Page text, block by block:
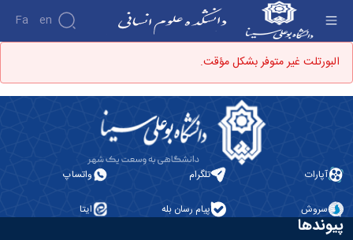
Fa En
دانشکده
درباره
آلبوم
اطلاعات
تماس
پژوهش
دانشکده - دانشکده علوم انسانی
البورتلت غير متوفر بشكل مؤقت.
آپارات تلگرام واتساپ
سروش پیام رسان بله ایتا
پیوندها